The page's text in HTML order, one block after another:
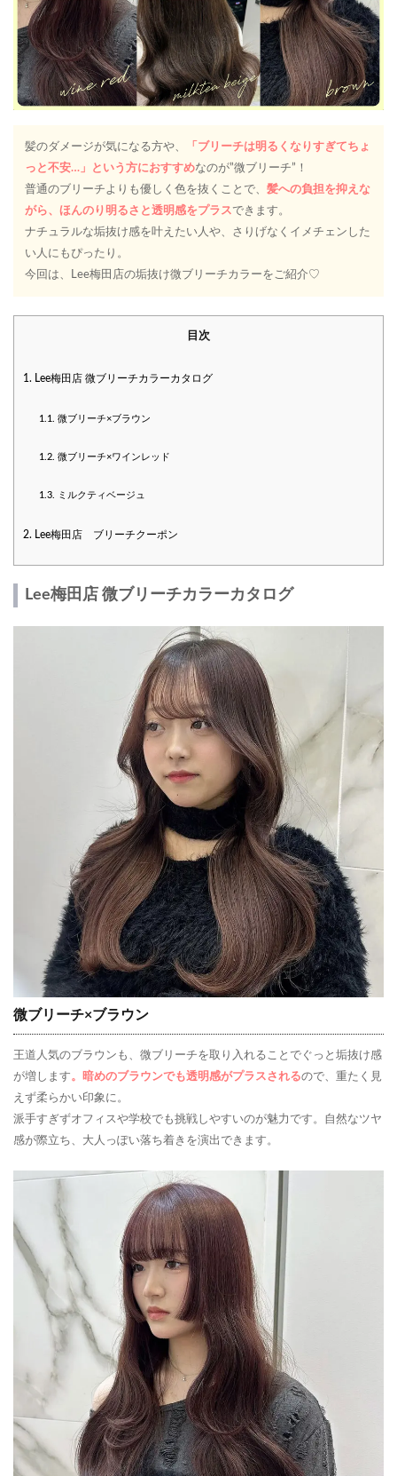
髪のダメージが気になる方や、
「ブリーチは明るくなりすぎてちょ
っと不安…」という方におすすめなのが”微ブリーチ”！
普通のブリーチよりも優しく色を抜くことで、 髪への負担を抑えな
がら、ほんのり明るさと透明感をプラスできます。
ナチュラルな垢抜け感を叶えたい人や、さりげなくイメチェンした
い人にもぴったり。
今回は、Lee梅田店の垢抜け微ブリーチカラーをご紹介♡
目次
1. Lee梅田店 微ブリーチカラーカタログ
1.1. 微ブリーチ×ブラウン
1.2. 微ブリーチ×ワインレッド
1.3. ミルクティベージュ
2. Lee梅田店 ブリーチクーポン
Lee梅田店 微ブリーチカラーカタログ
微ブリーチ×ブラウン
王道人気のブラウンも、微ブリーチを取り入れることでぐっと垢抜け感
が増します。暗めのブラウンでも透明感がプラスされるので、重たく見
えず柔らかい印象に。
派手すぎずオフィスや学校でも挑戦しやすいのが魅力です。自然なツヤ
感が際立ち、大人っぽい落ち着きを演出できます。